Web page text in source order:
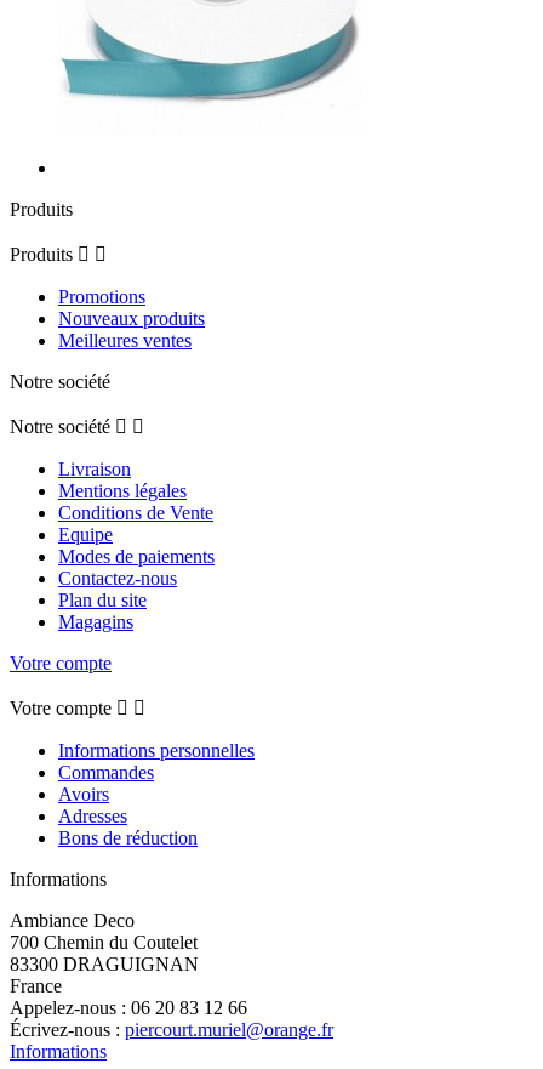
Produits
Produits  
Promotions
Nouveaux produits
Meilleures ventes
Notre société
Notre société  
Livraison
Mentions légales
Conditions de Vente
Equipe
Modes de paiements
Contactez-nous
Plan du site
Magagins
Votre compte
Votre compte  
Informations personnelles
Commandes
Avoirs
Adresses
Bons de réduction
Informations
Ambiance Deco
700 Chemin du Coutelet
83300 DRAGUIGNAN
France
Appelez-nous : 06 20 83 12 66
Écrivez-nous : piercourt.muriel@orange.fr
Informations